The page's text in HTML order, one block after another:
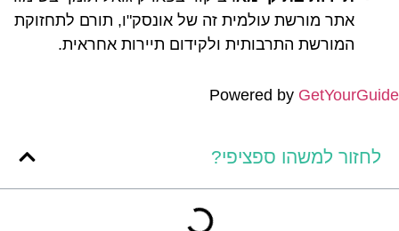
אתר מורשת עולמית זה של אונסק"ו, תורם לתחזוקת
המורשת התרבותית ולקידום תיירות אחראית.
Powered by GetYourGuide
לחזור למשהו ספציפי?